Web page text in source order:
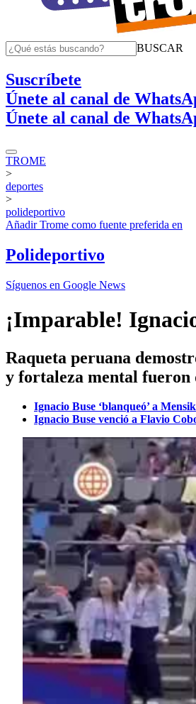
BUSCAR
Suscríbete
Únete al canal de
Únete al canal de
TROME
>
deportes
>
polideportivo
AñadirTrome como fuente preferida en
Polideportivo
Síguenos en Google News
¡Imparable!
Raqueta peruana
y fortaleza mental fueron
Ignacio Buse ‘blanqueó’ a
Ignacio Buse venció a Flavio